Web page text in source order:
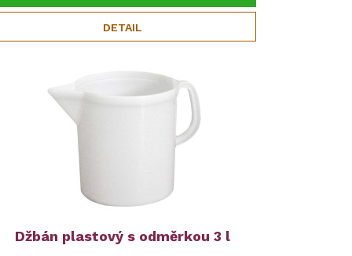
DETAIL
Džbán plastový s odměrkou 3 l